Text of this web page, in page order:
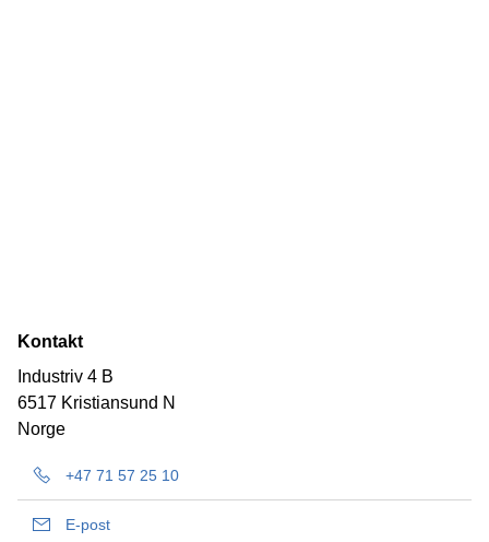
Kontakt
Industriv 4 B
6517 Kristiansund N
Norge
+47 71 57 25 10
E-post